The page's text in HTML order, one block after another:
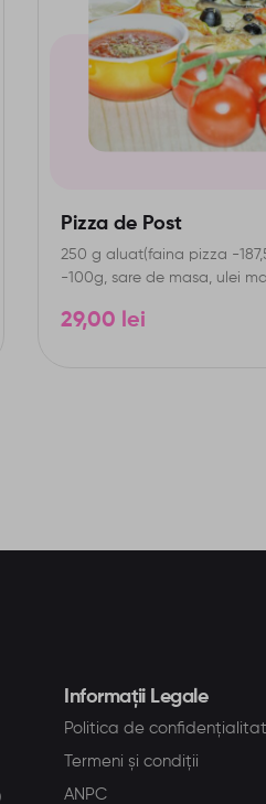
Pizza de Post
250 g aluat(faina pizza -
-100g, sare de masa, ulei
29,00 lei
Informații Legale
Politica de
Termeni și condiții
ANPC